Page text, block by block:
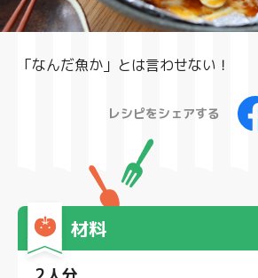
レシピをシェアする
「なんだ魚か」とは言わせない！
材料